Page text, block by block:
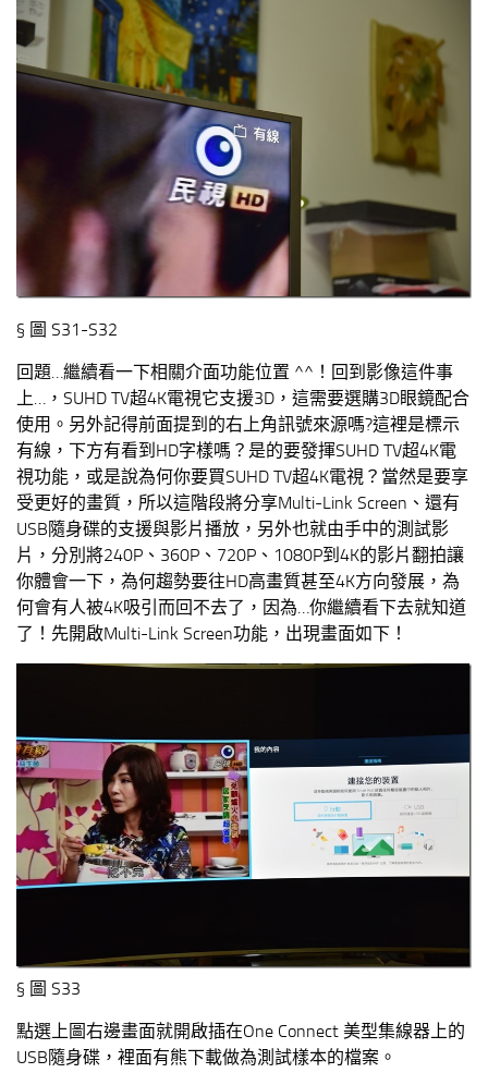
§ 圖 S31-S32
回題…繼續看一下相關介面功能位置 ^^！回到影像這件事
上…，SUHD TV超4K電視它支援3D，這需要選購3D眼鏡配合
使用。另外記得前面提到的右上角訊號來源嗎?這裡是標示
有線，下方有看到HD字樣嗎？是的要發揮SUHD TV超4K電
視功能，或是說為何你要買SUHD TV超4K電視？當然是要享
受更好的畫質，所以這階段將分享Multi-Link Screen、還有
USB隨身碟的支援與影片播放，另外也就由手中的測試影
片，分別將240P、360P、720P、1080P到4K的影片翻拍讓
你體會一下，為何趨勢要往HD高畫質甚至4K方向發展，為
何會有人被4K吸引而回不去了，因為…你繼續看下去就知道
了！先開啟Multi-Link Screen功能，出現畫面如下！
§ 圖 S33
點選上圖右邊畫面就開啟插在One Connect 美型集線器上的
USB隨身碟，裡面有熊下載做為測試樣本的檔案。